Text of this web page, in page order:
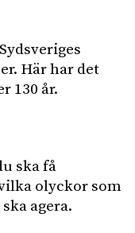
Här har det
130 år.
ska få
olyckor som
agera.